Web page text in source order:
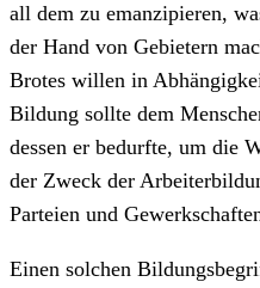
all dem zu emanzipieren,
der Hand von Gebietern
Brotes willen in
Bildung sollte dem
dessen er bedurfte, um die
der Zweck der
Parteien und
Einen solchen